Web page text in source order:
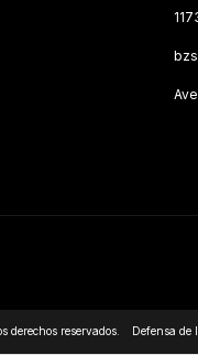
derechos reservados. Defensa de